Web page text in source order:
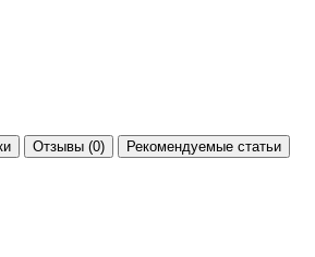
Отзывы (0) Рекомендуемые статьи